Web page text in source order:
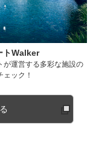
トWalker
が運営する多彩な施設の
ェック！